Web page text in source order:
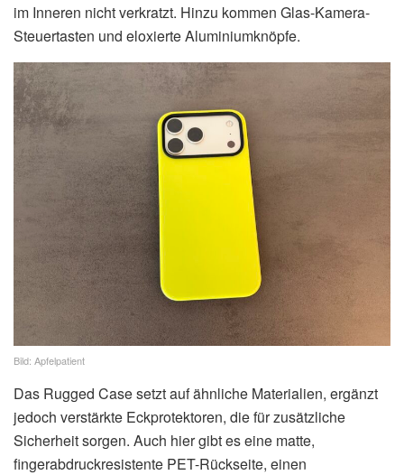
im Inneren nicht verkratzt. Hinzu kommen Glas-Kamera-
Steuertasten und eloxierte Aluminiumknöpfe.
Bild: Apfelpatient
Das Rugged Case setzt auf ähnliche Materialien, ergänzt
jedoch verstärkte Eckprotektoren, die für zusätzliche
Sicherheit sorgen. Auch hier gibt es eine matte,
fingerabdruckresistente PET-Rückseite, einen